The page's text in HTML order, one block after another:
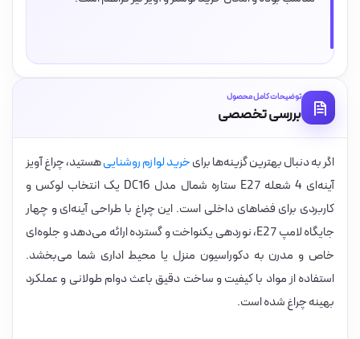
توضیحات کامل محصول
بررسی تخصصی
اگر به دنبال بهترین گزینه‌ها برایخرید لوازم روشناییهستید، چراغ آویز
آینه‌ای 4 شعله E27 ستاره شمال مدل DC16 یک انتخاب لوکس و
کاربردی برای فضاهای داخلی است. این چراغ با طراحی آینه‌ای و چهار
جایگاه لامپ E27، نوردهی یکنواخت و گسترده ارائه می‌دهد و جلوه‌ای
خاص و مدرن به دکوراسیون منزل یا محیط اداری شما می‌بخشد.
استفاده از مواد با کیفیت و ساخت دقیق باعث دوام طولانی و عملکرد
بهینه چراغ شده است.